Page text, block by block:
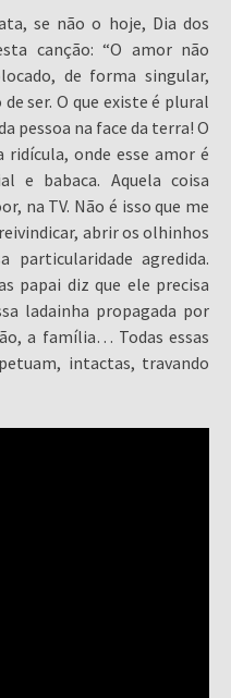
se não o hoje, Dia dos
canção: “O amor não
de forma singular,
ser. O que existe é plural
pessoa na face da terra! O
ridícula, onde esse amor é
e babaca. Aquela coisa
na TV. Não é isso que me
abrir os olhinhos
particularidade agredida.
papai diz que ele precisa
ladainha propagada por
a família… Todas essas
intactas, travando